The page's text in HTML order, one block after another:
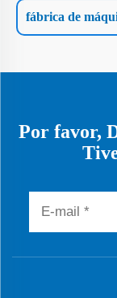
fábrica de
Por favor,